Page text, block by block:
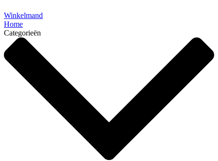
Winkelmand
Home
Categorieën